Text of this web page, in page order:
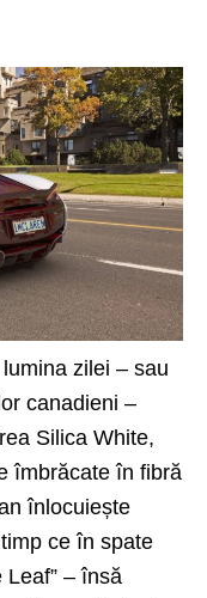
zilei – sau
canadieni –
Silica White,
îmbrăcate în fibră
înlocuiește
ce în spate
Leaf” – însă